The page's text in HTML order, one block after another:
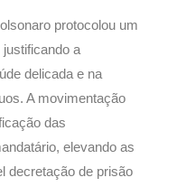
protocolou um
justificando a
delicada e na
A movimentação
das
elevando as
decretação de prisão